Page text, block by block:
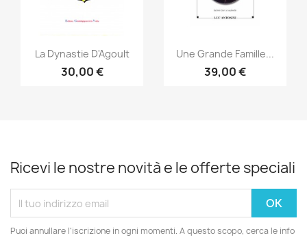
Anteprima
La Dynastie D'Agoult
30,00 €
Anteprima
Une Grande Famille...
39,00 €
Ricevi le nostre novità e le offerte speciali
Puoi annullare l'iscrizione in ogni momenti. A questo scopo, cerca le info